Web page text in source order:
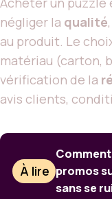
négliger la qualité
au produit. Le
matériau (carton,
vérification de la
avis clients,
À lire promos
sans se